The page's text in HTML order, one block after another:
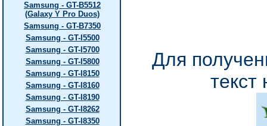
Samsung - GT-B5512
(Galaxy Y Pro Duos)
Samsung - GT-B7350
Samsung - GT-I5500
Samsung - GT-I5700
Samsung - GT-I5800
Samsung - GT-I8150
Samsung - GT-I8160
Samsung - GT-I8190
Samsung - GT-I8262
Samsung - GT-I8350
Для
текст